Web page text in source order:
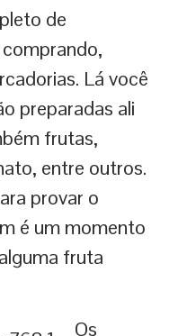
de
Lá você
preparadas ali
frutas,
entre outros.
provar o
é um momento
fruta
Os